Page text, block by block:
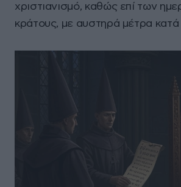
χριστιανισμό, καθώς επί των
κράτους, με αυστηρά μέτρα